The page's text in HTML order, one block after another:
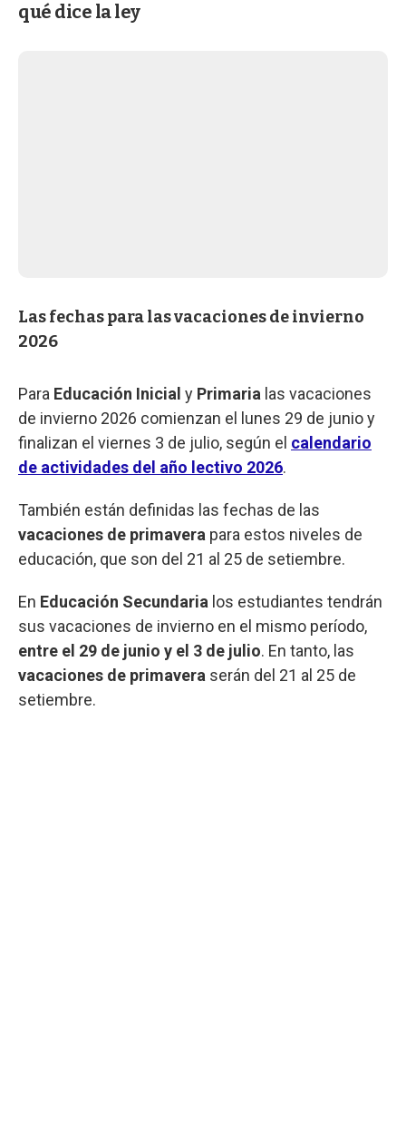
qué dice la ley
Las fechas para las vacaciones de invierno
2026
Para Educación Inicial y Primaria las vacaciones
de invierno 2026 comienzan el lunes 29 de junio y
finalizan el viernes 3 de julio, según el calendario
de actividades del año lectivo 2026.
También están definidas las fechas de las
vacaciones de primavera para estos niveles de
educación, que son del 21 al 25 de setiembre.
En Educación Secundaria los estudiantes tendrán
sus vacaciones de invierno en el mismo período,
entre el 29 de junio y el 3 de julio. En tanto, las
vacaciones de primavera serán del 21 al 25 de
setiembre.